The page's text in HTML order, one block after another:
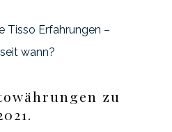
Tisso Erfahrungen –
wann?
zu